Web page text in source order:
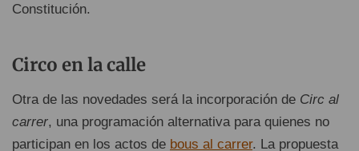
Constitución.
Circo en la calle
Otra de las novedades será la incorporación de Circ al
carrer, una programación alternativa para quienes no
participan en los actos de bous al carrer. La propuesta